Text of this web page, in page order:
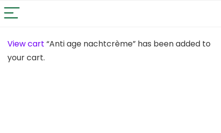
View cart “Anti age nachtcrème” has been added to
your cart.